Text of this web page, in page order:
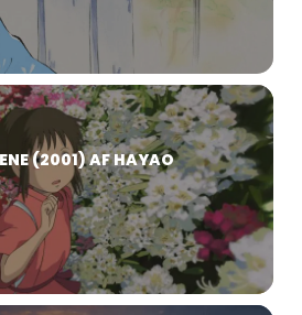
(2001) AF HAYAO